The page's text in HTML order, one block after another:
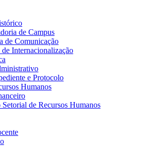
de Campus
de Comunicação
Internacionalização
e Protocolo
Humanos
Setorial de Recursos Humanos